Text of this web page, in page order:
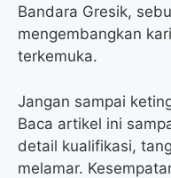
Bandara Gresik,
mengembangkan
terkemuka.
Jangan sampai
Baca artikel ini
detail kualifikasi,
melamar.